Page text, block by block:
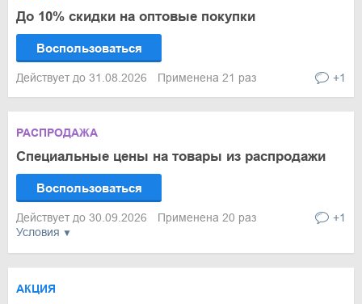
До 10% скидки на оптовые покупки
Воспользоваться
Действует до 31.08.2026 Применена 21 раз +1
Условия
РАСПРОДАЖА
Специальные цены на товары из распродажи
Воспользоваться
Действует до 30.09.2026 Применена 20 раз +1
АКЦИЯ